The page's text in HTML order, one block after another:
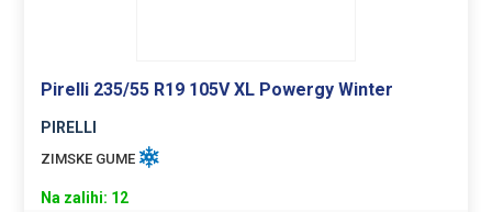
Pirelli 235/55 R19 105V XL Powergy Winter
PIRELLI
ZIMSKE GUME
Na zalihi: 12